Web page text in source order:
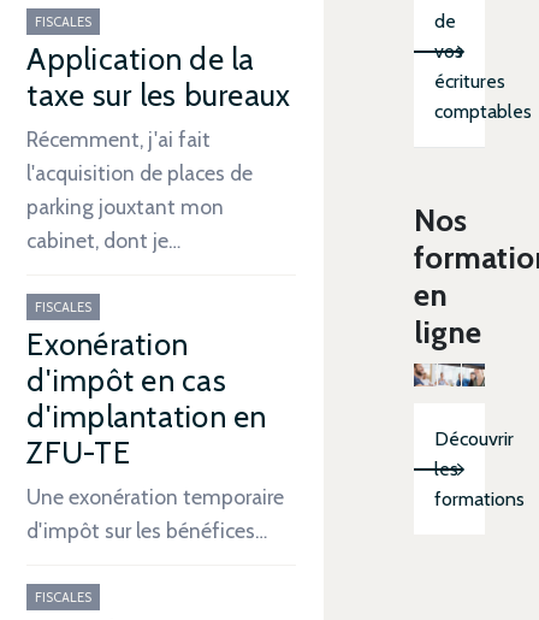
FISCALES
Application de la
taxe sur les bureaux
Récemment, j'ai fait
l'acquisition de places de
parking jouxtant mon
cabinet, dont je…
FISCALES
Exonération
d'impôt en cas
d'implantation en
ZFU-TE
Une exonération temporaire
d'impôt sur les bénéfices…
FISCALES
de
vos
écritures
comptables
Nos
en
ligne
Découvrir
les
formations